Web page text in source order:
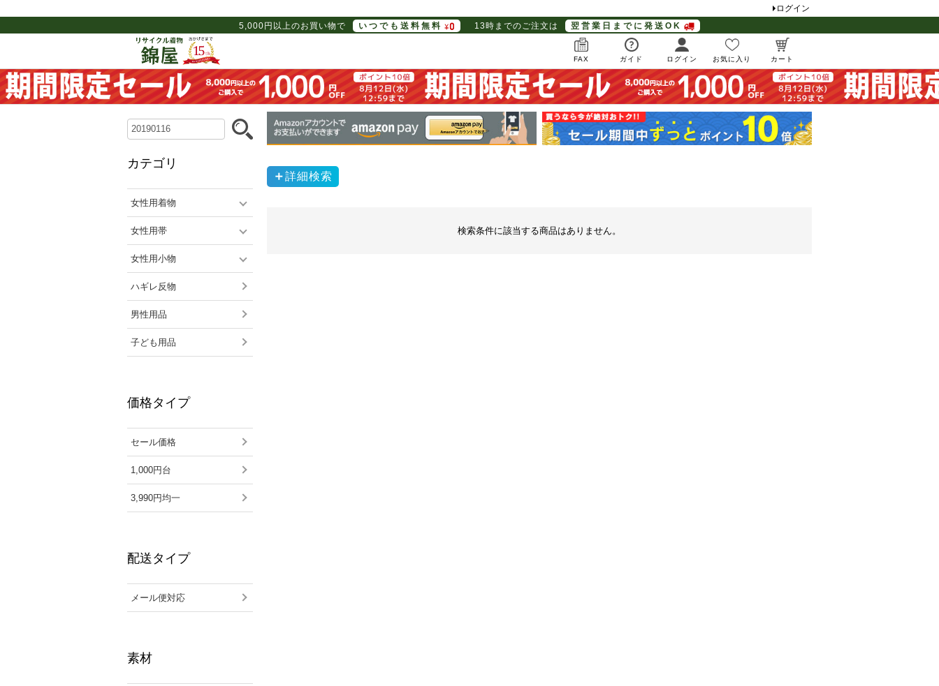
ログイン
5,000円以上のお買い物で
いつでも送料無料 13時までのご注文は 翌営業日までに発送OK
FAX ガイド ログイン お気に入り カート
カテゴリ
女性用着物
女性用帯
女性用小物
ハギレ反物
男性用品
子ども用品
価格タイプ
セール価格
1,000円台
3,990円均一
配送タイプ
メール便対応
素材
詳細検索
検索条件に該当する商品はありません。